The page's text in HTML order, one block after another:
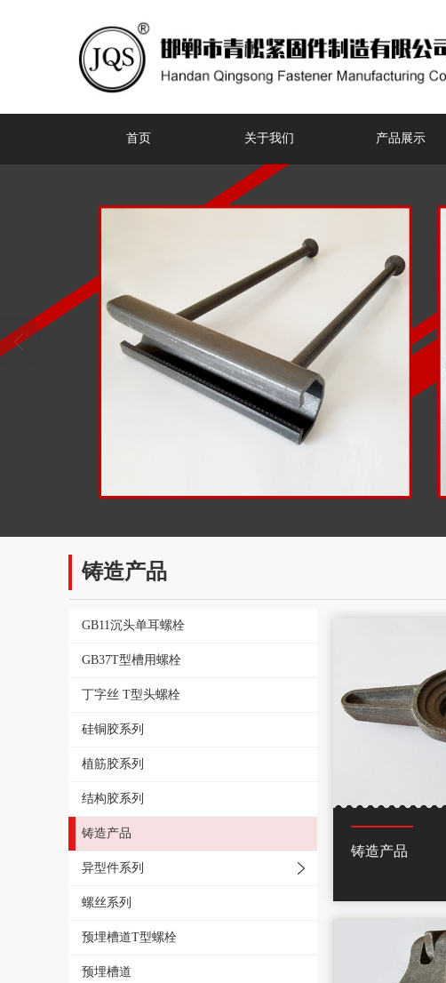
首页 关于我们 产品展示
铸造产品
铸造产品
GB11沉头单耳螺栓
GB37T型槽用螺栓
丁字丝 T型头螺栓
硅铜胶系列
植筋胶系列
结构胶系列
铸造产品
异型件系列
- 异型螺栓
- 异型螺母
- 异型垫片
螺丝系列
预埋槽道T型螺栓
预埋槽道